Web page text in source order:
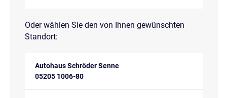
Oder wählen Sie den von Ihnen gewünschten
Standort:
Autohaus Schröder Senne
05205 1006-80